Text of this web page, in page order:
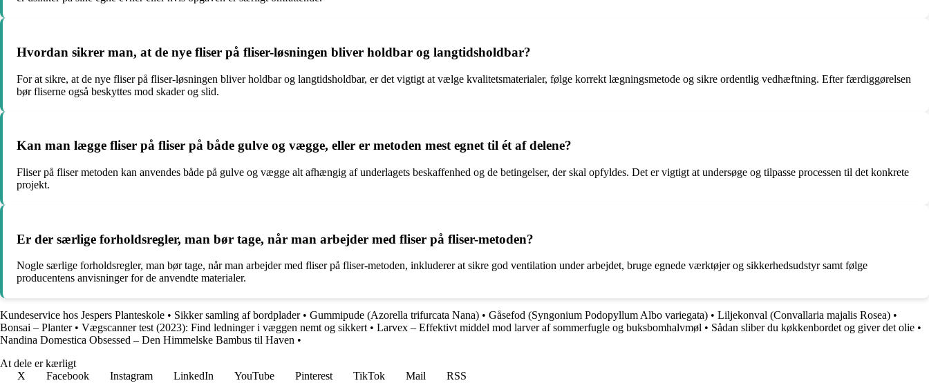
Hvordan sikrer man, at de nye fliser på fliser-løsningen bliver holdbar og langtidsholdbar?
For at sikre, at de nye fliser på fliser-løsningen bliver holdbar og langtidsholdbar, er det vigtigt at vælge kvalitetsmaterialer, følge korrekt lægningsmetode og sikre ordentlig vedhæftning. Efter færdiggørelsen
bør fliserne også beskyttes mod skader og slid.
Kan man lægge fliser på fliser på både gulve og vægge, eller er metoden mest egnet til ét af delene?
Fliser på fliser metoden kan anvendes både på gulve og vægge alt afhængig af underlagets beskaffenhed og de betingelser, der skal opfyldes. Det er vigtigt at undersøge og tilpasse processen til det konkrete
projekt.
Er der særlige forholdsregler, man bør tage, når man arbejder med fliser på fliser-metoden?
Nogle særlige forholdsregler, man bør tage, når man arbejder med fliser på fliser-metoden, inkluderer at sikre god ventilation under arbejdet, bruge egnede værktøjer og sikkerhedsudstyr samt følge
producentens anvisninger for de anvendte materialer.
Kundeservice hos Jespers Planteskole • Sikker samling af bordplader• Gummipude (Azorella trifurcata Nana) • Gåsefod (Syngonium Podopyllum Albo variegata) • Liljekonval (Convallaria majalis Rosea) •
Bonsai – Planter• Vægscanner test (2023): Find ledninger i væggen nemt og sikkert • Larvex – Effektivt middel mod larver af sommerfugle og buksbomhalvmøl • Sådan sliber du køkkenbordet og giver det olie •
Nandina Domestica Obsessed – Den Himmelske Bambus til Haven •
At dele er kærligt
X
Facebook Instagram LinkedIn YouTube Pinterest TikTok Mail
RSS